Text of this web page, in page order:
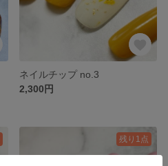
ネイルチップ no.3
2,300円
残り1点